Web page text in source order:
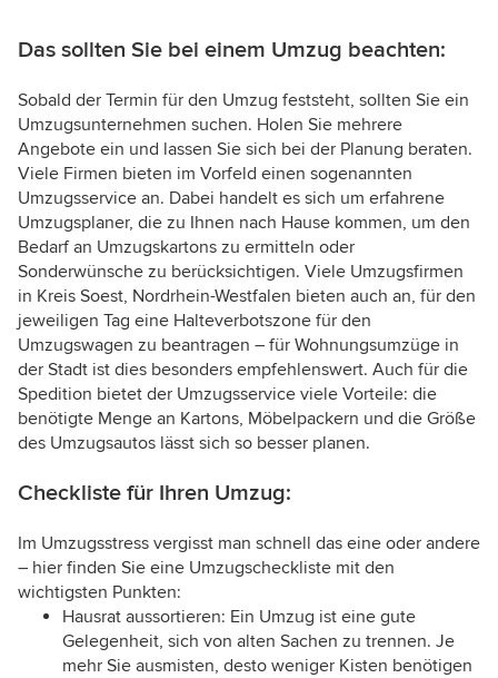
Das sollten Sie bei einem Umzug beachten:
Sobald der Termin für den Umzug feststeht, sollten Sie ein
Umzugsunternehmen suchen. Holen Sie mehrere
Angebote ein und lassen Sie sich bei der Planung beraten.
Viele Firmen bieten im Vorfeld einen sogenannten
Umzugsservice an. Dabei handelt es sich um erfahrene
Umzugsplaner, die zu Ihnen nach Hause kommen, um den
Bedarf an Umzugskartons zu ermitteln oder
Sonderwünsche zu berücksichtigen. Viele Umzugsfirmen
in Kreis Soest, Nordrhein-Westfalen bieten auch an, für den
jeweiligen Tag eine Halteverbotszone für den
Umzugswagen zu beantragen – für Wohnungsumzüge in
der Stadt ist dies besonders empfehlenswert. Auch für die
Spedition bietet der Umzugsservice viele Vorteile: die
benötigte Menge an Kartons, Möbelpackern und die Größe
des Umzugsautos lässt sich so besser planen.
Checkliste für Ihren Umzug:
Im Umzugsstress vergisst man schnell das eine oder andere
– hier finden Sie eine Umzugscheckliste mit den
wichtigsten Punkten:
Hausrat aussortieren: Ein Umzug ist eine gute
Gelegenheit, sich von alten Sachen zu trennen. Je
mehr Sie ausmisten, desto weniger Kisten benötigen